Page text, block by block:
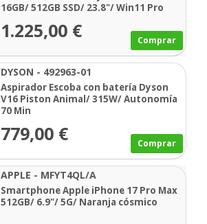
16GB/ 512GB SSD/ 23.8"/ Win11 Pro
1.225,00 € Comprar
DYSON - 492963-01
Aspirador Escoba con batería Dyson
V16 Piston Animal/ 315W/ Autonomía
70 Min
779,00 € Comprar
APPLE - MFYT4QL/A
Smartphone Apple iPhone 17 Pro Max
512GB/ 6.9"/ 5G/ Naranja cósmico